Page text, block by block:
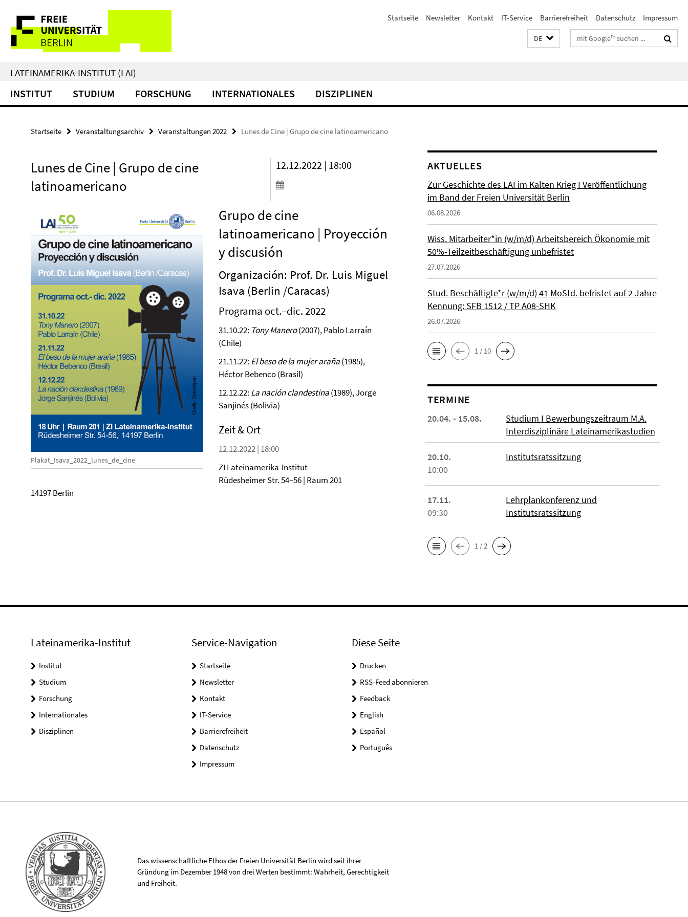
direkt
Inhalt
Service-
Navigation
Startseite Newsletter Kontakt IT-Service Barrierefreiheit Datenschutz Impressum
DE Suchbegriffe
LATEINAMERIKA-INSTITUT (LAI)
INSTITUT STUDIUM FORSCHUNG INTERNATIONALES DISZIPLINEN
Startseite Veranstaltungsarchiv Veranstaltungen 2022 Lunes de Cine | Grupo de cine latinoamericano
Lunes de Cine | Grupo de cine
latinoamericano
12.12.2022 | 18:00
Plakat_Isava_2022_lunes_de_cine
Grupo de cine
latinoamericano | Proyección
y discusión
Organización: Prof. Dr. Luis Miguel
Isava (Berlin /Caracas)
Programa oct.–dic. 2022
31.10.22: Tony Manero(2007), Pablo Larraín
(Chile)
21.11.22: El beso de la mujer araña(1985),
Héctor Bebenco (Brasil)
12.12.22: La nación clandestina(1989), Jorge
Sanjinés (Bolivia)
Zeit & Ort
12.12.2022 | 18:00
ZI Lateinamerika-Institut
Rüdesheimer Str. 54–56 | Raum 201
14197 Berlin
AKTUELLES
Zur Geschichte des LAI im Kalten Krieg I Veröffentlichung
im Band der Freien Universität Berlin
06.08.2026
Wiss. Mitarbeiter*in (w/m/d) Arbeitsbereich Ökonomie mit
50%-Teilzeitbeschäftigung unbefristet
27.07.2026
Stud. Beschäftigte*r (w/m/d) 41 MoStd. befristet auf 2 Jahre
Kennung: SFB 1512 / TP A08-SHK
26.07.2026
1 / 10
TERMINE
20.04. - 15.08.
Studium I Bewerbungszeitraum M.A.
Interdisziplinäre Lateinamerikastudien
20.10.
10:00
Institutsratssitzung
17.11.
09:30
Lehrplankonferenz und
Institutsratssitzung
1 / 2
Lateinamerika-Institut
Institut
Studium
Forschung
Internationales
Disziplinen
Service-Navigation
Startseite
Newsletter
Kontakt
IT-Service
Barrierefreiheit
Datenschutz
Impressum
Diese Seite
Drucken
RSS-Feed abonnieren
Feedback
English
Español
Português
Das wissenschaftliche Ethos der Freien Universität Berlin wird seit ihrer
Gründung im Dezember 1948 von drei Werten bestimmt: Wahrheit, Gerechtigkeit
und Freiheit.